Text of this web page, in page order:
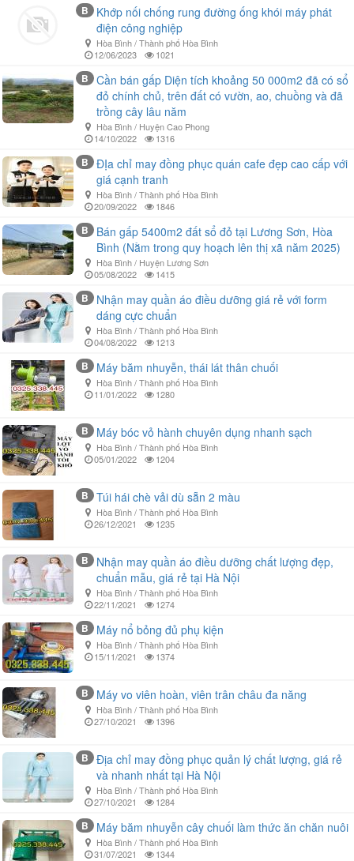
B
Khớp nối chống rung đường ống khói máy phát
điện công nghiệp
Hòa Bình / Thành phố Hòa Bình
12/06/2023
1021
B
Cần bán gấp Diện tích khoảng 50 000m2 đã có sổ
đỏ chính chủ, trên đất có vườn, ao, chuồng và đã
trồng cây lâu năm
Hòa Bình / Huyện Cao Phong
14/10/2022
1316
B
ĐỊa chỉ may đồng phục quán cafe đẹp cao cấp với
giá cạnh tranh‎
Hòa Bình / Thành phố Hòa Bình
20/09/2022
1846
B
Bán gấp 5400m2 đất sổ đỏ tại Lương Sơn, Hòa
Bình (Nằm trong quy hoạch lên thị xã năm 2025)
Hòa Bình / Huyện Lương Sơn
05/08/2022
1415
B
Nhận may quần áo điều dưỡng giá rẻ với form
dáng cực chuẩn
Hòa Bình / Thành phố Hòa Bình
04/08/2022
1213
B Máy băm nhuyễn, thái lát thân chuối
Hòa Bình / Thành phố Hòa Bình
11/01/2022
1280
B Máy bóc vỏ hành chuyên dụng nhanh sạch
Hòa Bình / Thành phố Hòa Bình
05/01/2022
1204
B Túi hái chè vải dù sẵn 2 màu
Hòa Bình / Thành phố Hòa Bình
26/12/2021
1235
B
Nhận may quần áo điều dưỡng chất lượng đẹp,
chuẩn mẫu, giá rẻ tại Hà Nội
Hòa Bình / Thành phố Hòa Bình
22/11/2021
1274
B Máy nổ bỏng đủ phụ kiện
Hòa Bình / Thành phố Hòa Bình
15/11/2021
1374
B Máy vo viên hoàn, viên trân châu đa năng
Hòa Bình / Thành phố Hòa Bình
27/10/2021
1396
B
Địa chỉ may đồng phục quản lý chất lượng, giá rẻ
và nhanh nhất tại Hà Nội
Hòa Bình / Thành phố Hòa Bình
27/10/2021
1284
B Máy băm nhuyễn cây chuối làm thức ăn chăn nuôi
Hòa Bình / Thành phố Hòa Bình
31/07/2021
1344